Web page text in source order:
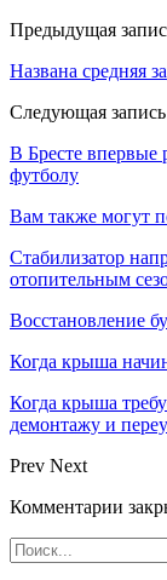
Предыдущая
Названа средняя
Следующая запись
В Бресте впервые
футболу
Вам также могут
Стабилизатор
отопительным
Восстановление
Когда крыша
Когда крыша
демонтажу и
Prev Next
Комментарии